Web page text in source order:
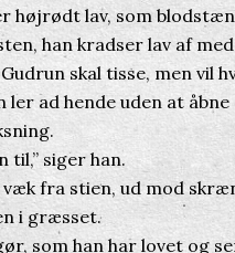
højrødt lav, som
han kradser lav af
skal tisse, men vil
ad hende uden at
til,” siger han.
fra stien, ud mod
i græsset.
som han har lovet og